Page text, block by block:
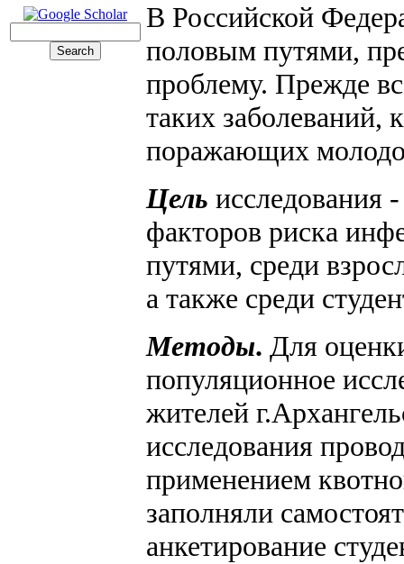
В Российской
половым путями,
проблему. Прежде
таких
поражающих
Цель исследования
факторов риска
путями, среди
а также среди
Методы. Для
популяционное
жителей
исследования
применением
заполняли
анкетирование